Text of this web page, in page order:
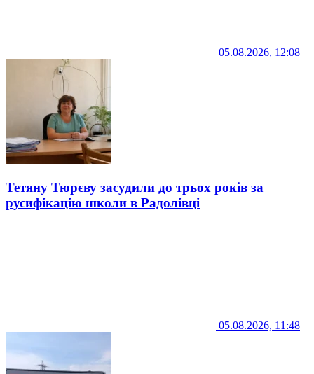
05.08.2026, 12:08
Тетяну Тюрєву засудили до трьох років за
русифікацію школи в Радолівці
05.08.2026, 11:48